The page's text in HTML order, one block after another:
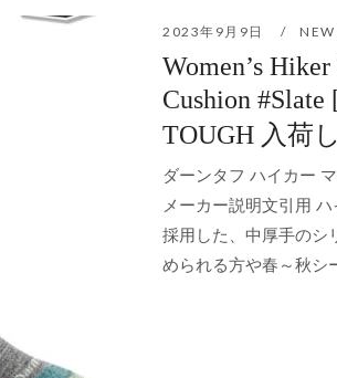
2023年9月9日 NEW
Women’s
Cushion
TOUGH 入荷
ダーンタフ ハイカー
メーカー説明文引用
採用した、中厚手のシ
められる方や春～秋シ